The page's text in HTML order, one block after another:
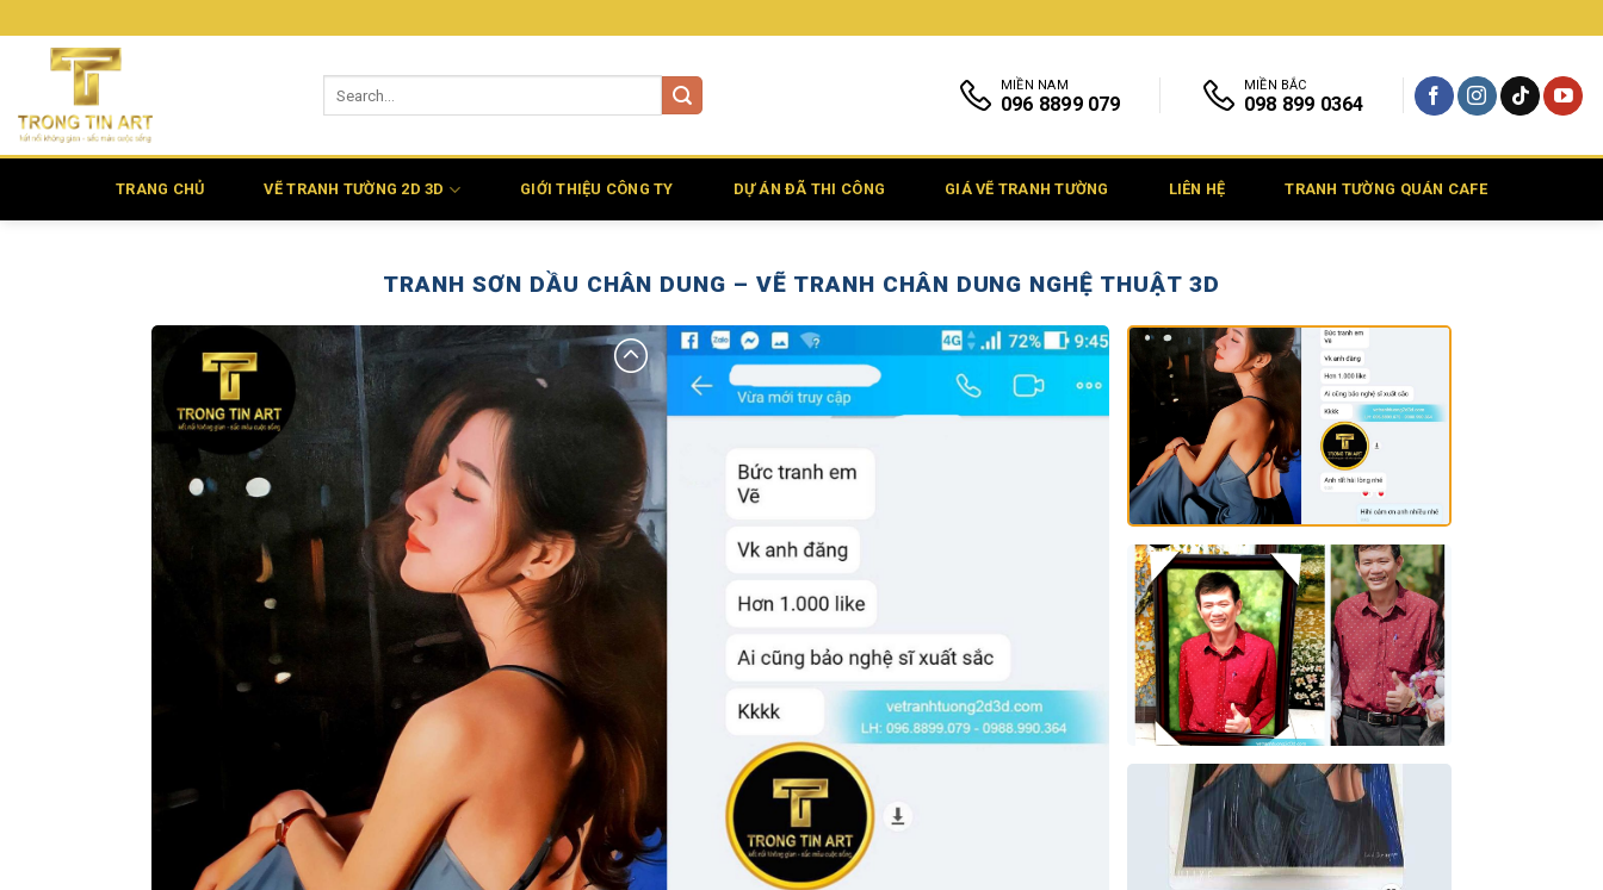
qua
MIỀN NAM
096 8899 079
MIỀN BẮC
098 899 0364
TRANG CHỦ VẼ TRANH TƯỜNG 2D 3D GIỚI THIỆU CÔNG TY DỰ ÁN ĐÃ THI CÔNG GIÁ VẼ TRANH TƯỜNG LIÊN HỆ TRANH TƯỜNG QUÁN CAFE
TRANH SƠN DẦU CHÂN DUNG – VẼ TRANH CHÂN DUNG NGHỆ THUẬT 3D